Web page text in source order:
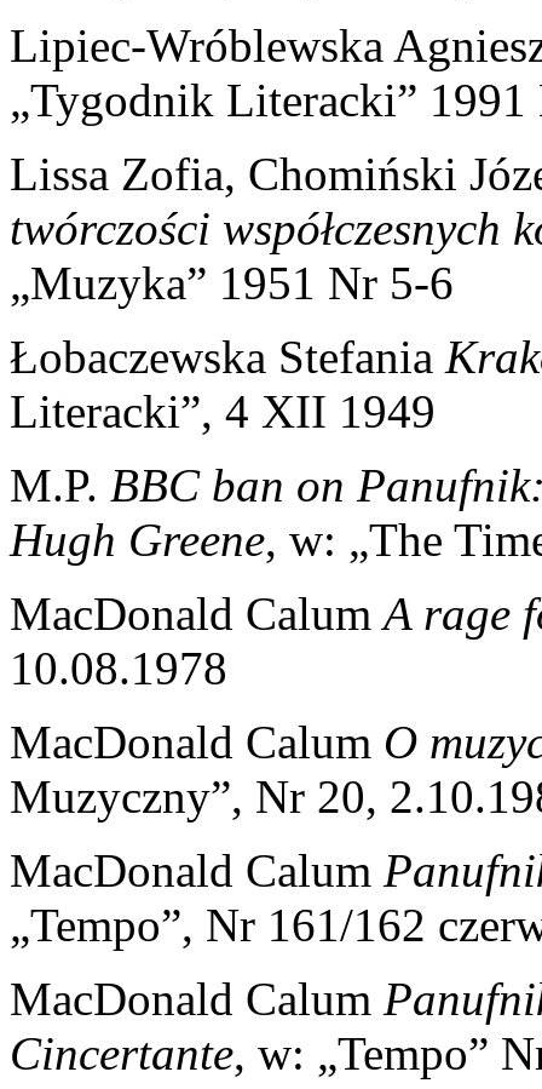
Lipiec-Wróblewska
„Tygodnik Literacki” 1991
Lissa Zofia, Chomiński
twórczości współczesnych
„Muzyka” 1951 Nr 5-6
Łobaczewska Stefania
Literacki”, 4 XII 1949
M.P. BBC ban on
Hugh Greene, w: „The
MacDonald CalumA rage
10.08.1978
MacDonald Calum O
Muzyczny”, Nr 20,
MacDonald Calum
„Tempo”, Nr 161/162
MacDonald Calum
Cincertante, w: „Tempo”